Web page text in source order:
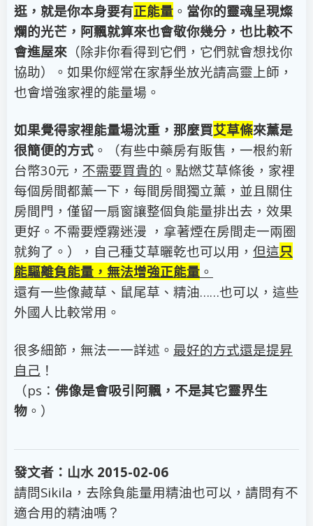
逛，就是你本身要有正能量 。 當你的靈魂呈現燦
爛的光芒，阿飄就算來也會敬你幾分，也比較不
會進屋來 （除非你看得到它們，它們就會想找你
協助）。如果你經常在家靜坐放光請高靈上師，
也會增強家裡的能量場。
如果覺得家裡能量場沈重，那麼買艾草條來薰是
很簡便的方式 。（有些中藥房有販售，一根約新
台幣30元， 不需要買貴的 。點燃艾草條後，家裡
每個房間都薰一下，每間房間獨立薰，並且關住
房間門，僅留一扇窗讓整個負能量排出去，效果
更好。不需要煙霧迷漫 ，拿著煙在房間走一兩圈
就夠了。），自己種艾草曬乾也可以用， 但這只
能驅離負能量，無法增強正能量 。
還有一些像藏草、鼠尾草、精油……也可以，這些
外國人比較常用。
很多細節，無法一一詳述。 最好的方式還是提昇
自己 ！
（ps： 佛像是會吸引阿飄，不是其它靈界生
物 。）
發文者：山水 2015-02-06
請問Sikila，去除負能量用精油也可以，請問有不
適合用的精油嗎？